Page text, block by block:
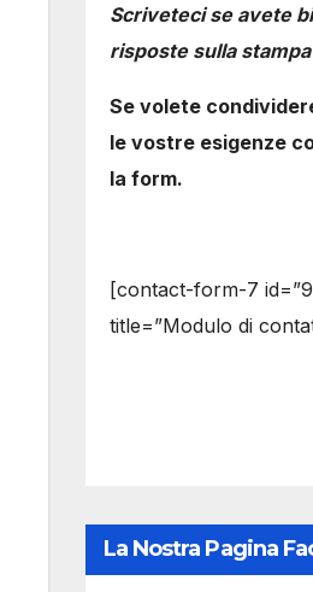
Scriveteci se avete
risposte sulla
Se volete
le vostre esigenze
la form.
[contact-form-7
title=”Modulo di
La Nostra Pagina